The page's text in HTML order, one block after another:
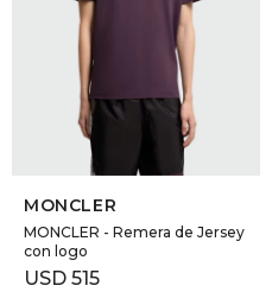
SELECCIONAR TALLE
MONCLER
MONCLER - Remera de Jersey
con logo
USD 515